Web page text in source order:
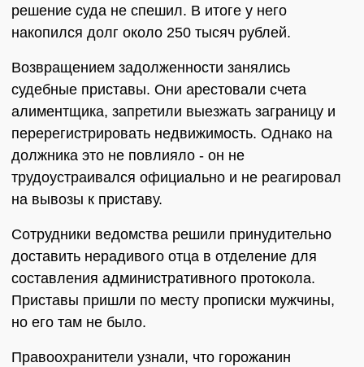
решение суда не спешил. В итоге у него
накопился долг около 250 тысяч рублей.
Возвращением задолженности занялись
судебные приставы. Они арестовали счета
алиментщика, запретили выезжать заграницу и
перерегистрировать недвижимость. Однако на
должника это не повлияло - он не
трудоустраивался официально и не реагировал
на вывозы к приставу.
Сотрудники ведомства решили принудительно
доставить нерадивого отца в отделение для
составления административного протокола.
Приставы пришли по месту прописки мужчины,
но его там не было.
Правоохранители узнали, что горожанин